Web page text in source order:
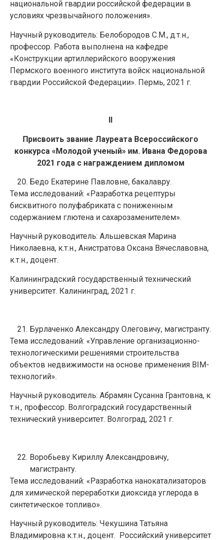
национальной гвардии российской федерации в
условиях чрезвычайного положения».
Научный руководитель: Белобородов С.М., д.т.н.,
профессор. Работа выполнена на кафедре
«Конструкции артиллерийского вооружения
Пермского военного института войск национальной
гвардии Российской Федерации». Пермь, 2021 г.
Присвоить звание Лауреата Всероссийского
конкурса «Молодой ученый» им. Ивана Федорова
2021 года с награждением дипломом
Бедо Екатерине Павловне, бакалавру.
Тема исследований: «Разработка рецептуры
бисквитного полуфабриката с пониженным
содержанием глютена и сахарозаменителем».
Научный руководитель: Альшевская Марина
Николаевна, к.т.н., Анистратова Оксана Вячеславовна,
к.т.н., доцент.
Калининградский государственный технический
университет. Калининград, 2021 г.
Бурлаченко Александру Олеговичу, магистранту.
Тема исследований: «Управление организационно-
технологическими решениями строительства
объектов недвижимости на основе применения BIM-
технологий».
Научный руководитель: Абрамян Сусанна Грантовна, к
т.н., профессор. Волгоградский государственный
технический университет. Волгоград, 2021 г.
Воробьеву Кириллу Александровичу,
магистранту.
Тема исследований: «Разработка нанокатализаторов
для химической переработки диоксида углерода в
синтетическое топливо».
Научный руководитель: Чекушина Татьяна
Владимировна к.т.н., доцент. Российский университет